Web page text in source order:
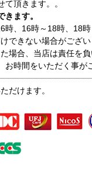
頂きます。。
ます。
、16時～18時、18
できない場合がござ
場合、当店は責任を負
時間をいただく事が
だけます。